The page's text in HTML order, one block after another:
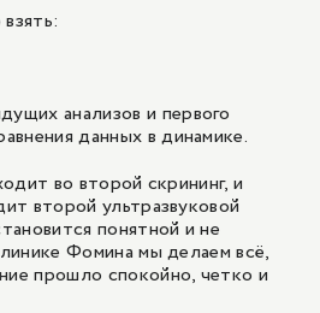
анализов и первого
данных в динамике.
во второй скрининг, и
второй ультразвуковой
понятной и не
Фомина мы делаем всё,
прошло спокойно, четко и